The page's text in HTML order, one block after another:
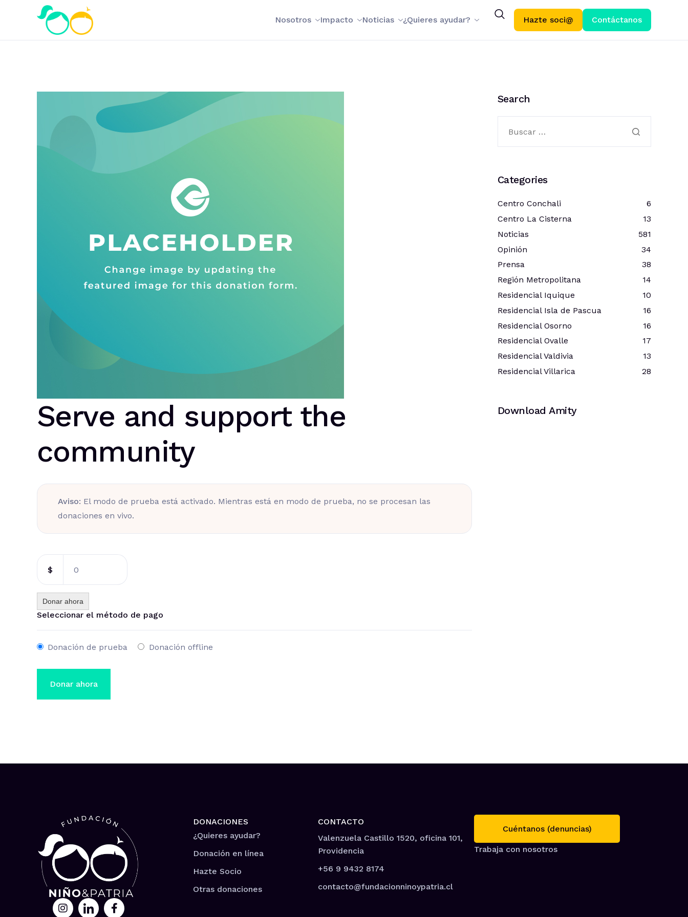
Nosotros Impacto Noticias ¿Quieres ayudar? Hazte soci@ Contáctanos
Serve and support the
community
Aviso: El modo de prueba está activado. Mientras está en modo de prueba, no se procesan las
donaciones en vivo.
$ 0
Donar ahora
Seleccionar el método de pago
Donación de prueba Donación offline
Search
Categories
Centro Conchali
6
Centro La Cisterna
13
Noticias
581
Opinión
34
Prensa
38
Región Metropolitana
14
Residencial Iquique
10
Residencial Isla de Pascua
16
Residencial Osorno
16
Residencial Ovalle
17
Residencial Valdivia
13
Residencial Villarica
28
Download Amity
DONACIONES
¿Quieres ayudar?
Donación en línea
Hazte Socio
Otras donaciones
CONTACTO
Valenzuela Castillo 1520, oficina 101,
Providencia
+56 9 9432 8174
contacto@fundacionninoypatria.cl
Cuéntanos (denuncias)
Trabaja con nosotros